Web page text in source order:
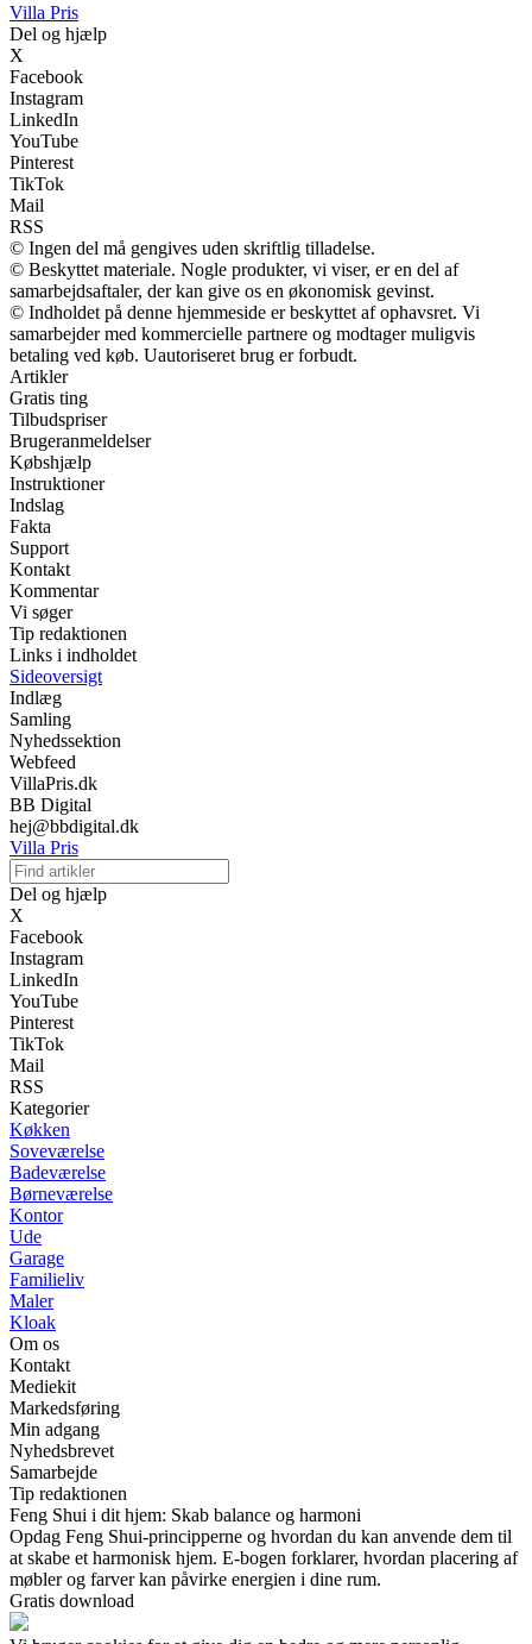
Villa Pris
Del og hjælp
X
Facebook
Instagram
LinkedIn
YouTube
Pinterest
TikTok
Mail
RSS
© Ingen del må gengives uden skriftlig tilladelse.
© Beskyttet materiale. Nogle produkter, vi viser, er en del af
samarbejdsaftaler, der kan give os en økonomisk gevinst.
© Indholdet på denne hjemmeside er beskyttet af ophavsret. Vi
samarbejder med kommercielle partnere og modtager muligvis
betaling ved køb. Uautoriseret brug er forbudt.
Artikler
Gratis ting
Tilbudspriser
Brugeranmeldelser
Købshjælp
Instruktioner
Indslag
Fakta
Support
Kontakt
Kommentar
Vi søger
Tip redaktionen
Links i indholdet
Sideoversigt
Indlæg
Samling
Nyhedssektion
Webfeed
VillaPris.dk
BB Digital
hej@bbdigital.dk
Villa Pris
Del og hjælp
X
Facebook
Instagram
LinkedIn
YouTube
Pinterest
TikTok
Mail
RSS
Kategorier
Køkken
Soveværelse
Badeværelse
Børneværelse
Kontor
Ude
Garage
Familieliv
Maler
Kloak
Om os
Kontakt
Mediekit
Markedsføring
Min adgang
Nyhedsbrevet
Samarbejde
Tip redaktionen
Feng Shui i dit hjem: Skab balance og harmoni
Opdag Feng Shui-principperne og hvordan du kan anvende dem til
at skabe et harmonisk hjem. E-bogen forklarer, hvordan placering af
møbler og farver kan påvirke energien i dine rum.
Gratis download